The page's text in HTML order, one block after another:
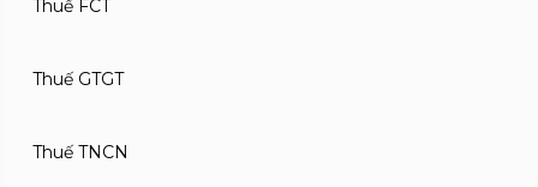
Thuế FCT
Thuế GTGT
Thuế TNCN